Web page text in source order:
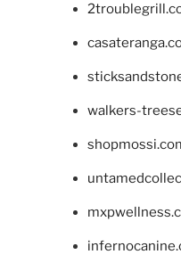
walkers-